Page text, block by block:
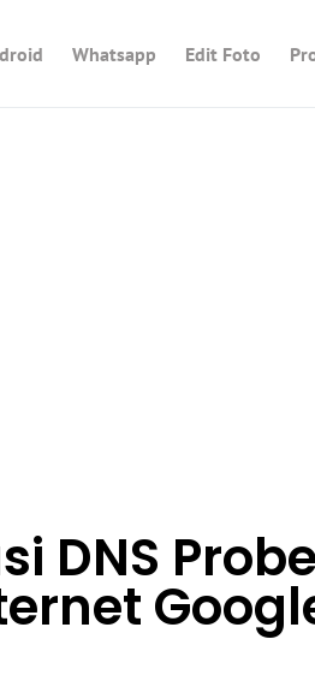
Whatsapp Edit Foto
DNS